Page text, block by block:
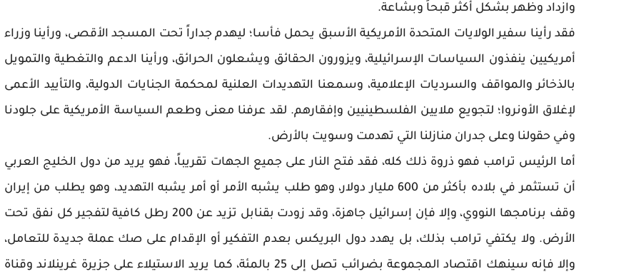
وازداد وظهر بشكل أكثر قبحاً وبشاعة.
فقد رأينا سفير الولايات المتحدة الأمريكية الأسبق يحمل فأسا؛ ليهدم جداراً تحت المسجد الأقصى، ورأينا وزراء
أمريكيين ينفذون السياسات الإسرائيلية، ويزورون الحقائق ويشعلون الحرائق، ورأينا الدعم والتغطية والتمويل
بالذخائر والمواقف والسرديات الإعلامية، وسمعنا التهديدات العلنية لمحكمة الجنايات الدولية، والتأييد الأعمى
لإغلاق الأونروا؛ لتجويع ملايين الفلسطينيين وإفقارهم. لقد عرفنا معنى وطعم السياسة الأمريكية على جلودنا
وفي حقولنا وعلى جدران منازلنا التي تهدمت وسويت بالأرض.
أما الرئيس ترامب فهو ذروة ذلك كله، فقد فتح النار على جميع الجهات تقريباً، فهو يريد من دول الخليج العربي
أن تستثمر في بلاده بأكثر من 600 مليار دولار، وهو طلب يشبه الأمر أو أمر يشبه التهديد، وهو يطلب من إيران
وقف برنامجها النووي، وإلا فإن إسرائيل جاهزة، وقد زودت بقنابل تزيد عن 200 رطل كافية لتفجير كل نفق تحت
الأرض. ولا يكتفي ترامب بذلك، بل يهدد دول البريكس بعدم التفكير أو الإقدام على صك عملة جديدة للتعامل،
وإلا فإنه سينهك اقتصاد المجموعة بضرائب تصل إلى 25 بالمئة، كما يريد الاستيلاء على جزيرة غرينلاند وقناة